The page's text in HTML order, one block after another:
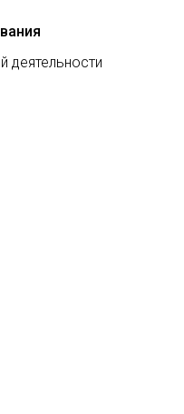
деятельности